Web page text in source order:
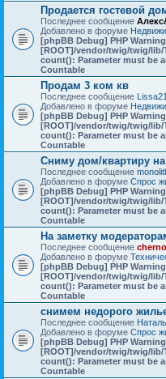
Продается гостевой
Последнее сообщение
Добавлено в форуме
[phpBB Debug] PHP Warning
[ROOT]/vendor/twig/twig/lib/
count(): Parameter must be
Countable
Продам 3 ком кв
Последнее сообщение
Добавлено в форуме
[phpBB Debug] PHP Warning
[ROOT]/vendor/twig/twig/lib/
count(): Parameter must be
Countable
Сниму дом/квартиру
Последнее сообщение
Добавлено в форуме Спрос
[phpBB Debug] PHP Warning
[ROOT]/vendor/twig/twig/lib/
count(): Parameter must be
Countable
На заметку
Последнее сообщение
Добавлено в форуме
[phpBB Debug] PHP Warning
[ROOT]/vendor/twig/twig/lib/
count(): Parameter must be
Countable
снимем недорого
Последнее сообщение
Добавлено в форуме Спрос
[phpBB Debug] PHP Warning
[ROOT]/vendor/twig/twig/lib/
count(): Parameter must be
Countable